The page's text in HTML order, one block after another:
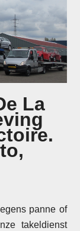
La
panne of
takeldienst